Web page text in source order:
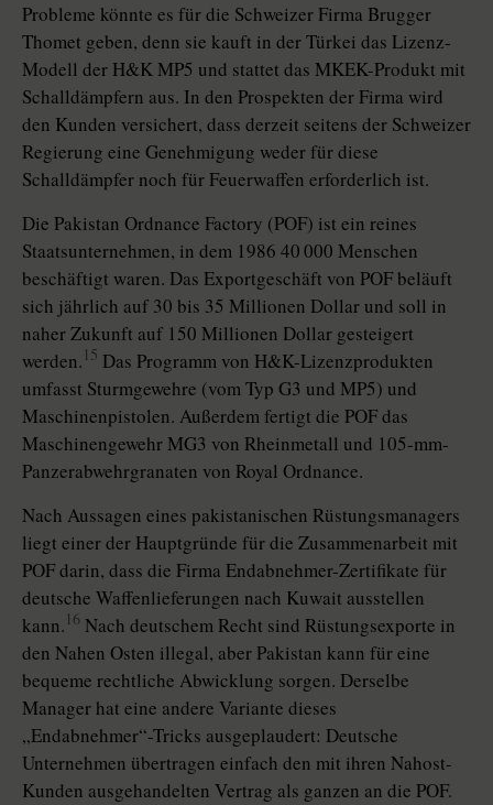
Probleme könnte es für die Schweizer Firma Brugger
Thomet geben, denn sie kauft in der Türkei das Lizenz-
Modell der H&K MP5 und stattet das MKEK-Produkt mit
Schalldämpfern aus. In den Prospekten der Firma wird
den Kunden versichert, dass derzeit seitens der Schweizer
Regierung eine Genehmigung weder für diese
Schalldämpfer noch für Feuerwaffen erforderlich ist.
Die Pakistan Ordnance Factory (POF) ist ein reines
Staatsunternehmen, in dem 1986 40 000 Menschen
beschäftigt waren. Das Exportgeschäft von POF beläuft
sich jährlich auf 30 bis 35 Millionen Dollar und soll in
naher Zukunft auf 150 Millionen Dollar gesteigert
werden. 15 Das Programm von H&K-Lizenzprodukten
umfasst Sturmgewehre (vom Typ G3 und MP5) und
Maschinenpistolen. Außerdem fertigt die POF das
Maschinengewehr MG3 von Rheinmetall und 105-mm-
Panzerabwehrgranaten von Royal Ordnance.
Nach Aussagen eines pakistanischen Rüstungsmanagers
liegt einer der Hauptgründe für die Zusammenarbeit mit
POF darin, dass die Firma Endabnehmer-Zertifikate für
deutsche Waffenlieferungen nach Kuwait ausstellen
kann. 16 Nach deutschem Recht sind Rüstungsexporte in
den Nahen Osten illegal, aber Pakistan kann für eine
bequeme rechtliche Abwicklung sorgen. Derselbe
Manager hat eine andere Variante dieses
„Endabnehmer“-Tricks ausgeplaudert: Deutsche
Unternehmen übertragen einfach den mit ihren Nahost-
Kunden ausgehandelten Vertrag als ganzen an die POF.